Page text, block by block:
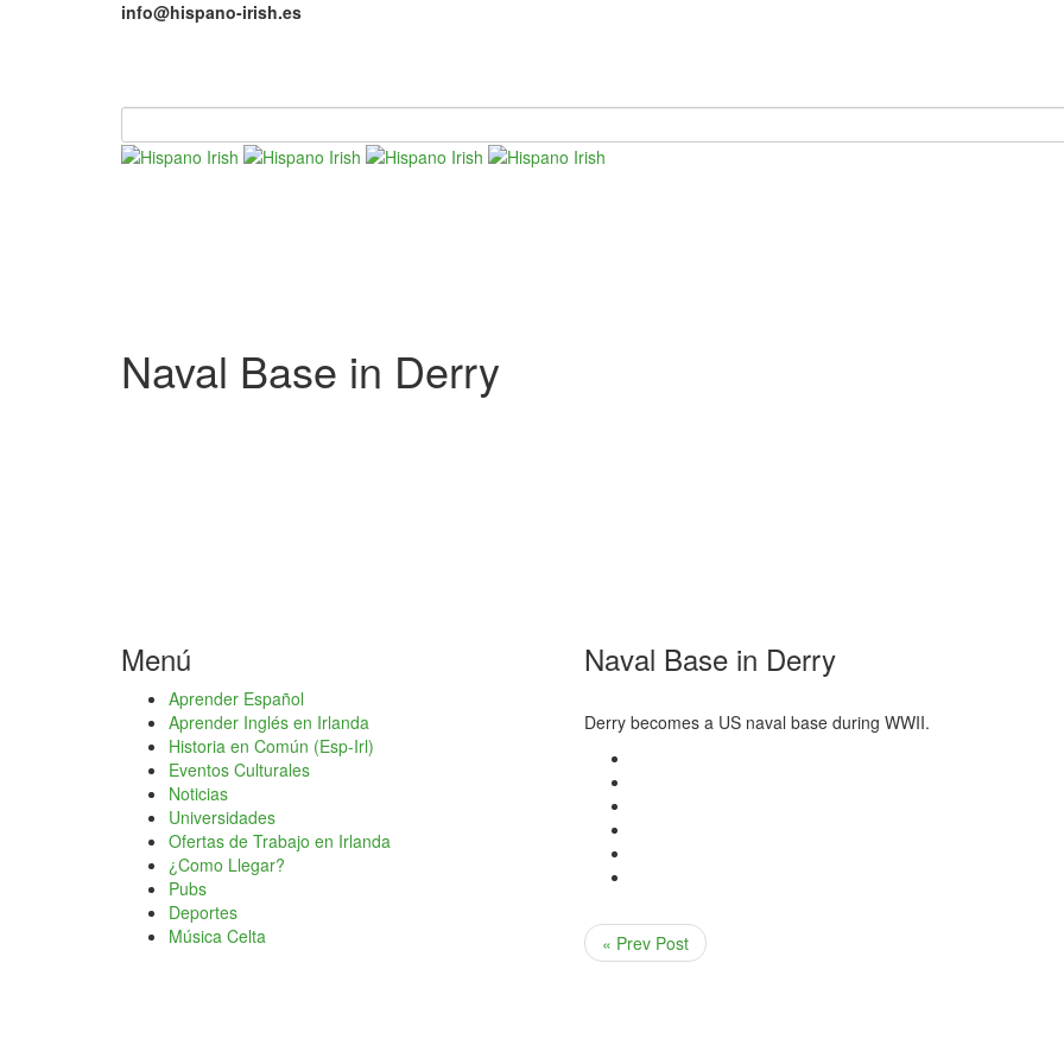
info@hispano-irish.es
Naval Base in Derry
Naval Base in Derry
Derry becomes a US naval base during WWII.
« Prev Post
Menú
Aprender Español
Aprender Inglés en Irlanda
Historia en Común (Esp-Irl)
Eventos Culturales
Noticias
Universidades
Ofertas de Trabajo en Irlanda
¿Como Llegar?
Pubs
Deportes
Música Celta